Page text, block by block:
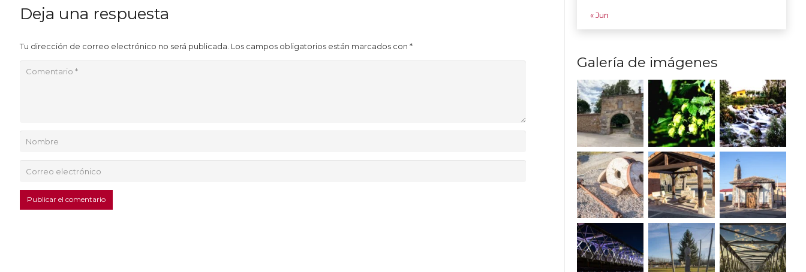
Deja una respuesta
Tu dirección de correo electrónico no será publicada. Los campos obligatorios están marcados con *
Publicar el comentario
« Jun
Galería de imágenes